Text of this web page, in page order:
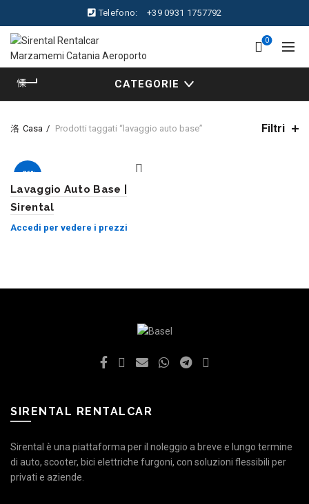
Telefono: +39 0931 1757792
0
CATEGORIE
Casa Prodotti taggati “lavaggio auto base” Filtri
-26%
Lavaggio Auto Base |
Sirental
Accedi per vedere i prezzi
SIRENTAL RENTALCAR
Sirental è una piattaforma per il noleggio a breve e lungo termine
di auto, scooter, bici elettriche furgoni, con soluzioni flessibili per
privati e aziende.